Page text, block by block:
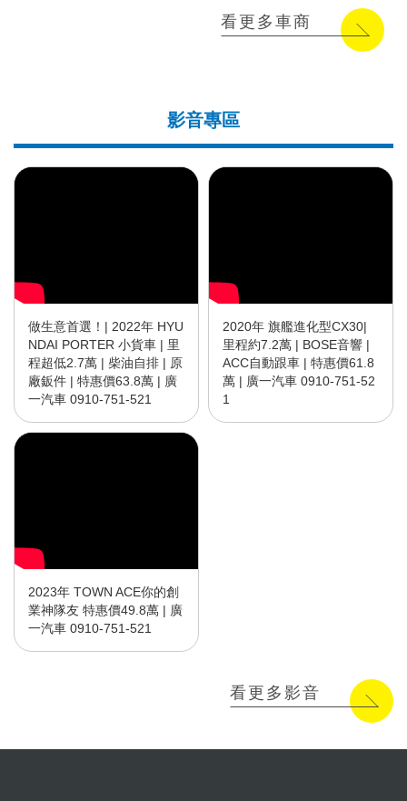
看更多車商
影音專區
做生意首選！| 2022年 HYU
NDAI PORTER 小貨車 | 里
程超低2.7萬 | 柴油自排 | 原
廠鈑件 | 特惠價63.8萬 | 廣
一汽車 0910-751-521
2020年 旗艦進化型CX30|
里程約7.2萬 | BOSE音響 |
ACC自動跟車 | 特惠價61.8
萬 | 廣一汽車 0910-751-52
1
2023年 TOWN ACE你的創
業神隊友 特惠價49.8萬 | 廣
一汽車 0910-751-521
看更多影音